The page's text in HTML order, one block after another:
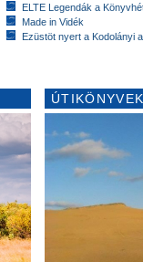
ELTE Legendák a
Made in Vidék
Ezüstöt nyert a Kodolányi